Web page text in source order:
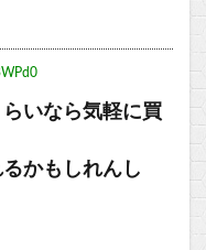
いなら気軽に買
かもしれんし